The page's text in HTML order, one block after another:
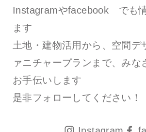
Instagramやfacebook でも
ます
土地・建物活用から、空間デ
ァニチャープランまで、みな
お手伝いします
是非フォローしてください！